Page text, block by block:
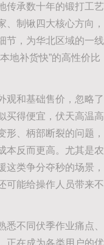
传承数十年的锻打工艺
、制锹四大核心方向，
节，为华北区域的一线
地补货快”的高性价比
观和基础售价，忽略了
买得便宜，伏天高温高
形、柄部断裂的问题，
本反而更高。尤其是农
这类争分夺秒的场景，
可能给操作人员带来不
不同伏季作业痛点、
正在成为各类用户的优